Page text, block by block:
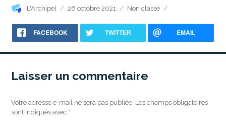
Auteur
L'Archipel
Publié
26 octobre 2021 Catégories
Non classé
FACEBOOK TWITTER EMAIL
Laisser un commentaire
Votre adresse e-mail ne sera pas publiée. Les champs obligatoires
sont indiqués avec *